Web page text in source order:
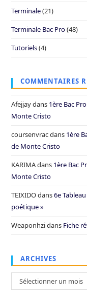
Terminale(21)
Terminale Bac Pro(48)
Tutoriels(4)
COMMENTAIRES
Afejjaydans 1ère Bac
Monte Cristo
coursenvracdans 1ère
de Monte Cristo
KARIMAdans 1ère Bac
Monte Cristo
TEIXIDOdans6e
poétique »
Weaponhzidans Fiche
ARCHIVES
Archives
Sélectionner un mois